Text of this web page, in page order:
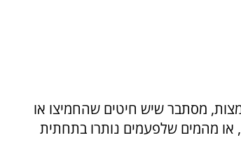
מסתבר שיש חיטים שהחמיצו או
או מהמים שלפעמים נותרו בתחתית